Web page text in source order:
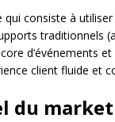
consiste à
traditionnels
d’événements
client fluide et
du